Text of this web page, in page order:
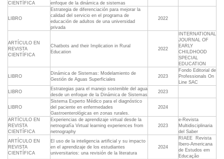
CIENTÍFICA
enfoque de la dinámica de sistemas
LIBRO
Estrategia de diferenciación para mejorar la
calidad del servicio en el programa de
educación de adultos de una universidad
privada
2022
ARTÍCULO EN
REVISTA
CIENTÍFICA
Chatbots and their Implication in Rural
Education
2022
INTERNATIONAL
JOURNAL OF
EARLY
CHILDHOOD
SPECIAL
EDUCATION
LIBRO
Dinámica de Sistemas: Modelamiento de
Gestión de Aguas Superficiales
2023
Fondo Editorial de
Professionals On
Line SAC
LIBRO
Estrategias para el manejo sostenible del agua
desde un enfoque de la Dinámica de Sistemas
2023
LIBRO
Sistema Experto Médico para el diagnóstico
del paciente en enfermedades
Gastroenterológicas en zonas rurales.
2024
ARTÍCULO EN
REVISTA
CIENTÍFICA
Experiencias de aprendizaje virtual desde la
netnografía Virtual learning experiences from
netnography
2023
e-Revista
Multidisciplinaria
del Saber
ARTÍCULO EN
REVISTA
CIENTÍFICA
El uso de la inteligencia artificial y su impacto
en el aprendizaje de los estudiantes
universitarios: una revisión de la literatura
2024
RIAEE  Revista
Ibero-Americana
de Estudos em
Educação